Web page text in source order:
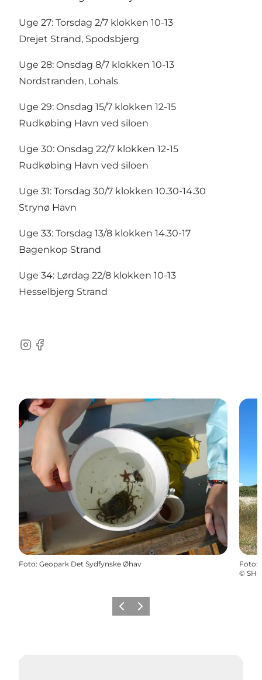
Uge 27: Torsdag 2/7 klokken 10-13
Drejet Strand, Spodsbjerg
Uge 28: Onsdag 8/7 klokken 10-13
Nordstranden, Lohals
Uge 29: Onsdag 15/7 klokken 12-15
Rudkøbing Havn ved siloen
Uge 30: Onsdag 22/7 klokken 12-15
Rudkøbing Havn ved siloen
Uge 31: Torsdag 30/7 klokken 10.30-14.30
Strynø Havn
Uge 33: Torsdag 13/8 klokken 14.30-17
Bagenkop Strand
Uge 34: Lørdag 22/8 klokken 10-13
Hesselbjerg Strand
Instagram
Facebook
Foto: Geopark Det Sydfynske Øhav Foto:
©
ForrigeNæste